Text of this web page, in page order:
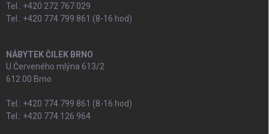
Tel.: +420 272 767 029
Tel.: +420 774 799 861 (8-16 hod)
NÁBYTEK ČILEK BRNO
U Červeného mlýna 613/2
612 00 Brno
Tel.: +420 774 799 861 (8-16 hod)
Tel.: +420 774 126 964